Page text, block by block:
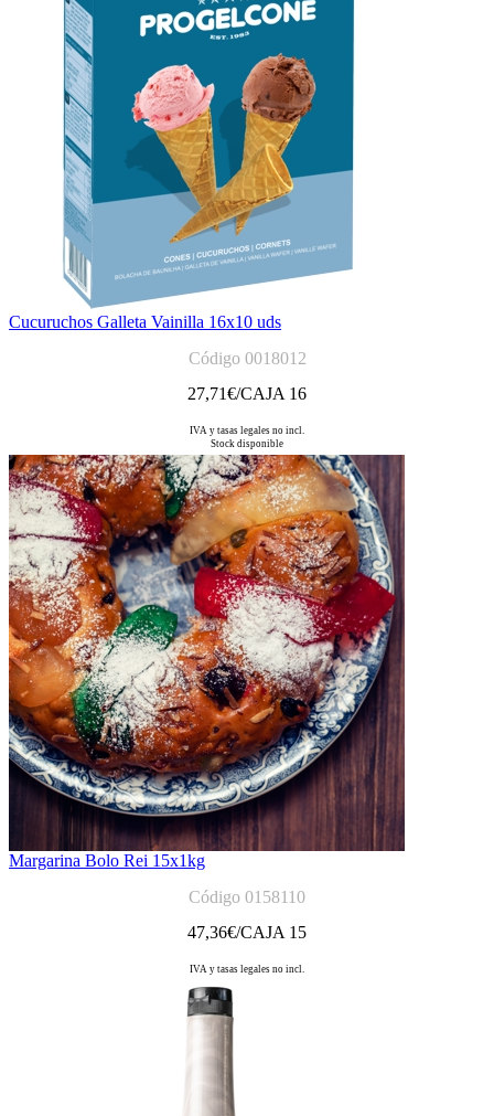
Cucuruchos Galleta Vainilla 16x10 uds
Código 0018012
27,71€/CAJA 16
IVA y tasas legales no incl.
Stock disponible
Margarina Bolo Rei 15x1kg
Código 0158110
47,36€/CAJA 15
IVA y tasas legales no incl.